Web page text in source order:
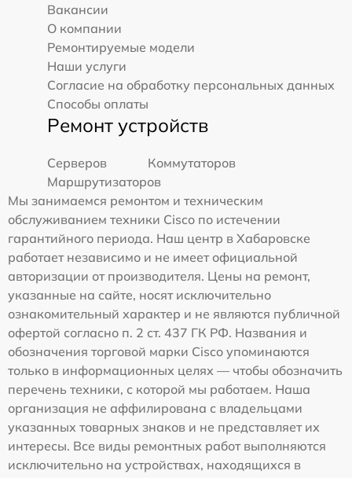
Вакансии
О компании
Ремонтируемые модели
Наши услуги
Согласие на обработку персональных данных
Способы оплаты
Ремонт устройств
Серверов
Коммутаторов
Маршрутизаторов
Мы занимаемся ремонтом и техническим
обслуживанием техники Cisco по истечении
гарантийного периода. Наш центр в Хабаровске
работает независимо и не имеет официальной
авторизации от производителя. Цены на ремонт,
указанные на сайте, носят исключительно
ознакомительный характер и не являются публичной
офертой согласно п. 2 ст. 437 ГК РФ. Названия и
обозначения торговой марки Cisco упоминаются
только в информационных целях — чтобы обозначить
перечень техники, с которой мы работаем. Наша
организация не аффилирована с владельцами
указанных товарных знаков и не представляет их
интересы. Все виды ремонтных работ выполняются
исключительно на устройствах, находящихся в